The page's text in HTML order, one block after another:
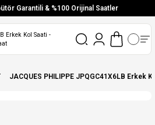
Garantili & %100 Orijinal Saatler
Farksız 6 Taksit
Stoktan Gönderim
Ücretsiz Kargo
JACQUES PHILIPPE JPQGC41X6LB Erkek